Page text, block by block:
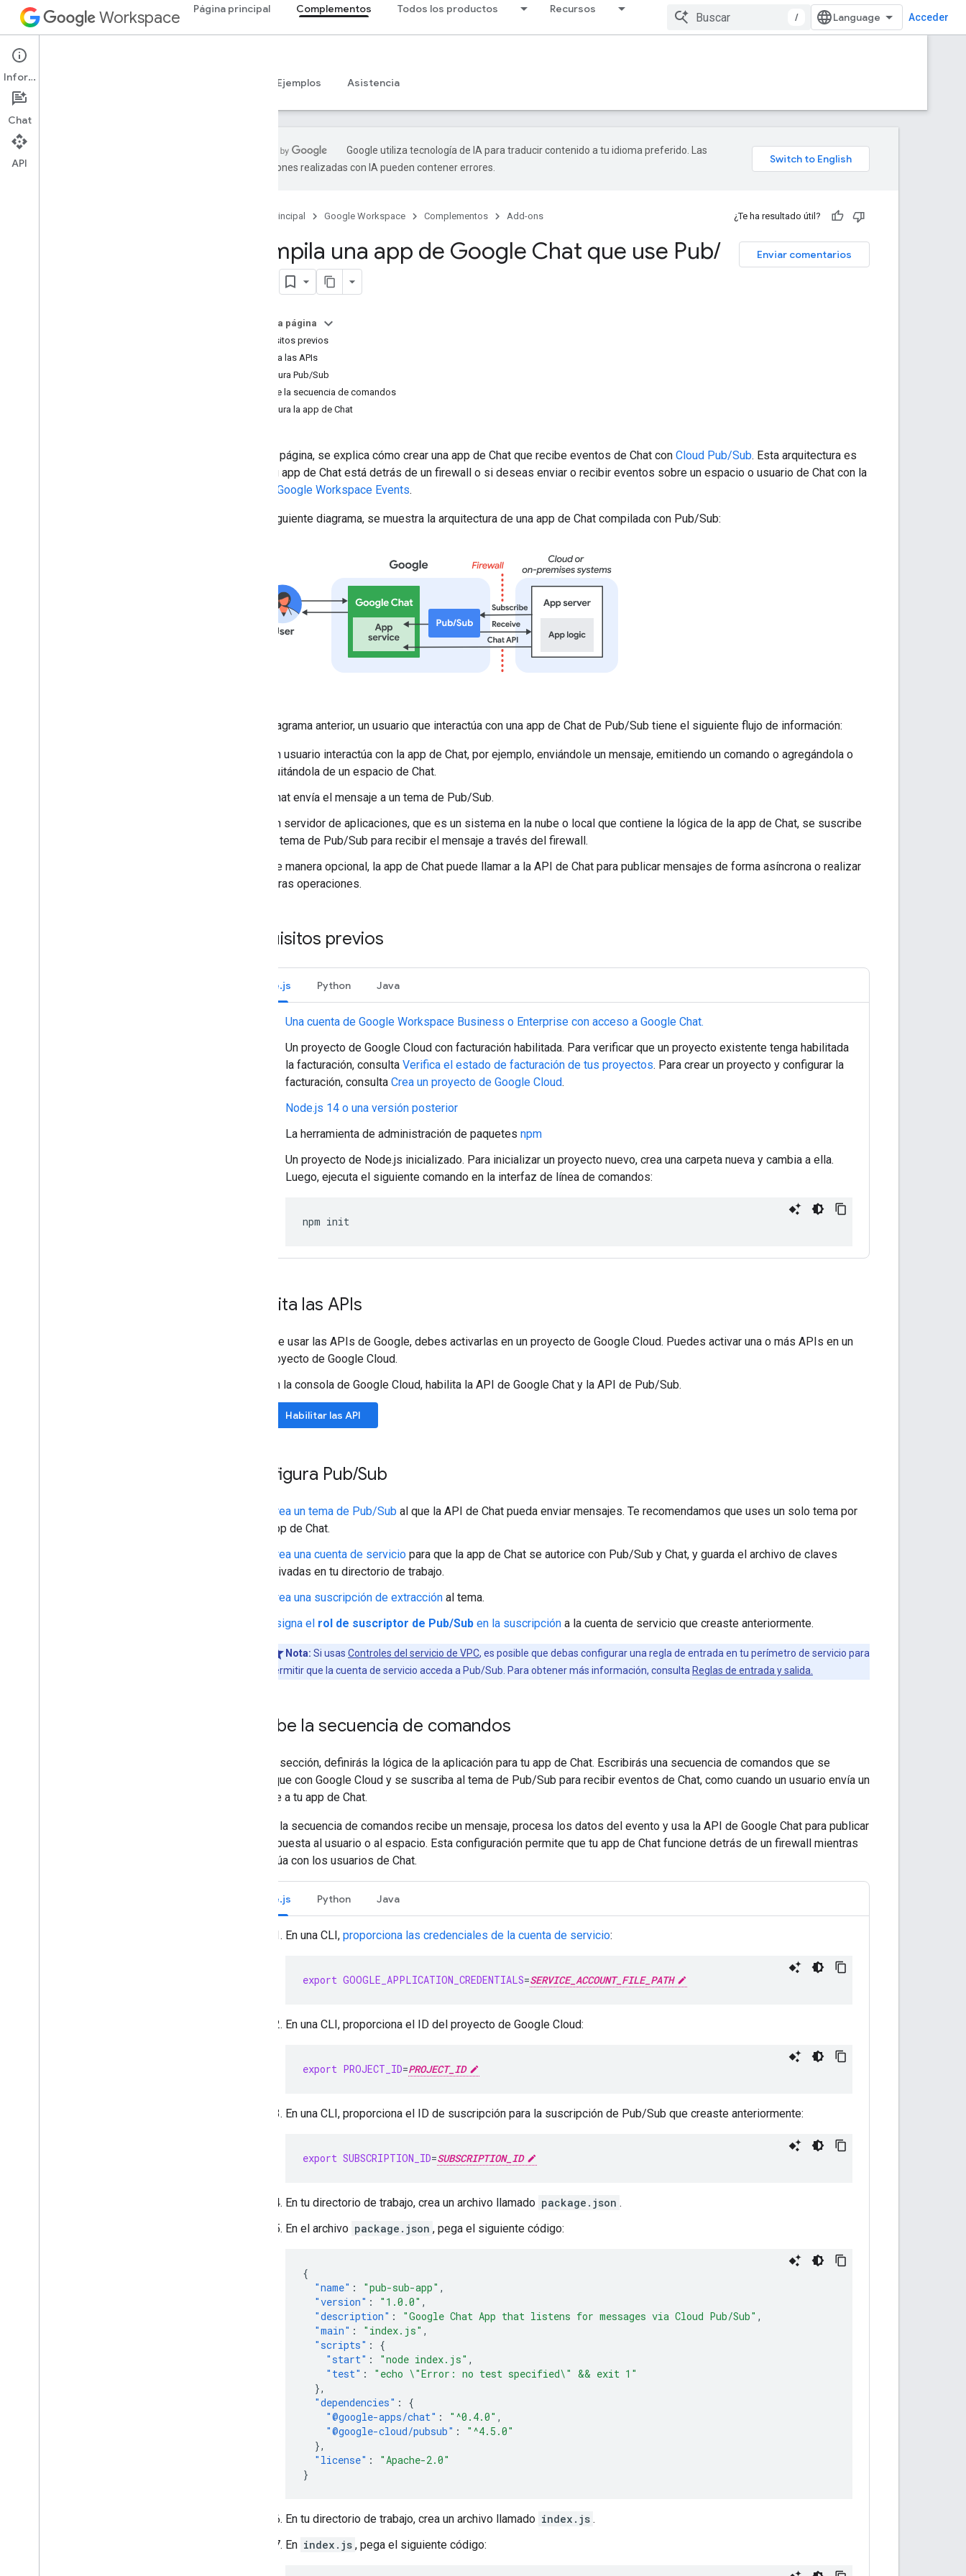
Workspace Página principal Complementos Todos los productos Recursos
/ Acceder
Add-ons
Descripción general Ejemplos Asistencia
Google utiliza tecnología de IA para traducir contenido a tu idioma preferido. Las
traducciones realizadas con IA pueden contener errores.
Página principal Google Workspace Complementos Add-ons ¿Te ha resultado útil?
Enviar comentarios
Compila una app de Google Chat que use Pub/
En esta página
Requisitos previos
Habilita las APIs
Configura Pub/Sub
Escribe la secuencia de comandos
Configura la app de Chat
En esta página, se explica cómo crear una app de Chat que recibe eventos de Chat con Cloud Pub/Sub. Esta arquitectura es
útil si tu app de Chat está detrás de un firewall o si deseas enviar o recibir eventos sobre un espacio o usuario de Chat con la
API de Google Workspace Events.
En el siguiente diagrama, se muestra la arquitectura de una app de Chat compilada con Pub/Sub:
En el diagrama anterior, un usuario que interactúa con una app de Chat de Pub/Sub tiene el siguiente flujo de información:
Un usuario interactúa con la app de Chat, por ejemplo, enviándole un mensaje, emitiendo un comando o agregándola o
quitándola de un espacio de Chat.
Chat envía el mensaje a un tema de Pub/Sub.
Un servidor de aplicaciones, que es un sistema en la nube o local que contiene la lógica de la app de Chat, se suscribe
al tema de Pub/Sub para recibir el mensaje a través del firewall.
De manera opcional, la app de Chat puede llamar a la API de Chat para publicar mensajes de forma asíncrona o realizar
otras operaciones.
Requisitos previos
Node.js Python Java
Una cuenta de Google Workspace Business o Enterprise con acceso a Google Chat.
Un proyecto de Google Cloud con facturación habilitada. Para verificar que un proyecto existente tenga habilitada
la facturación, consulta Verifica el estado de facturación de tus proyectos. Para crear un proyecto y configurar la
facturación, consulta Crea un proyecto de Google Cloud.
Node.js 14 o una versión posterior
La herramienta de administración de paquetes npm
Un proyecto de Node.js inicializado. Para inicializar un proyecto nuevo, crea una carpeta nueva y cambia a ella.
Luego, ejecuta el siguiente comando en la interfaz de línea de comandos:
npm init
Habilita las APIs
Antes de usar las APIs de Google, debes activarlas en un proyecto de Google Cloud. Puedes activar una o más APIs en un
solo proyecto de Google Cloud.
En la consola de Google Cloud, habilita la API de Google Chat y la API de Pub/Sub.
Habilitar las API
Configura Pub/Sub
Crea un tema de Pub/Sub al que la API de Chat pueda enviar mensajes. Te recomendamos que uses un solo tema por
app de Chat.
Crea una cuenta de servicio para que la app de Chat se autorice con Pub/Sub y Chat, y guarda el archivo de claves
privadas en tu directorio de trabajo.
Crea una suscripción de extracción al tema.
Asigna el rol de suscriptor de Pub/Sub en la suscripción a la cuenta de servicio que creaste anteriormente.
Nota: Si usas Controles del servicio de VPC, es posible que debas configurar una regla de entrada en tu perímetro de servicio para
permitir que la cuenta de servicio acceda a Pub/Sub. Para obtener más información, consulta Reglas de entrada y salida.
Escribe la secuencia de comandos
En esta sección, definirás la lógica de la aplicación para tu app de Chat. Escribirás una secuencia de comandos que se
autentique con Google Cloud y se suscriba al tema de Pub/Sub para recibir eventos de Chat, como cuando un usuario envía un
mensaje a tu app de Chat.
Cuando la secuencia de comandos recibe un mensaje, procesa los datos del evento y usa la API de Google Chat para publicar
una respuesta al usuario o al espacio. Esta configuración permite que tu app de Chat funcione detrás de un firewall mientras
interactúa con los usuarios de Chat.
Node.js Python Java
En una CLI, proporciona las credenciales de la cuenta de servicio:
export GOOGLE_APPLICATION_CREDENTIALS=SERVICE_ACCOUNT_FILE_PATH
En una CLI, proporciona el ID del proyecto de Google Cloud:
export PROJECT_ID=PROJECT_ID
En una CLI, proporciona el ID de suscripción para la suscripción de Pub/Sub que creaste anteriormente:
export SUBSCRIPTION_ID=SUBSCRIPTION_ID
En tu directorio de trabajo, crea un archivo llamado package.json .
En el archivo package.json , pega el siguiente código:
{
"name" : "pub-sub-app" ,
"version" : "1.0.0" ,
"description" : "Google Chat App that listens for messages via Cloud Pub/Sub" ,
"main" : "index.js" ,
"scripts" :
{
"start" : "node index.js" ,
"test" :
"echo \"Error: no test specified\" && exit 1"
},
"dependencies" :
{
"@google-apps/chat" : "^0.4.0" ,
"@google-cloud/pubsub" :
"^4.5.0"
},
"license" :
"Apache-2.0"
}
En tu directorio de trabajo, crea un archivo llamado index.js .
En index.js , pega el siguiente código:
Información
Chat
API